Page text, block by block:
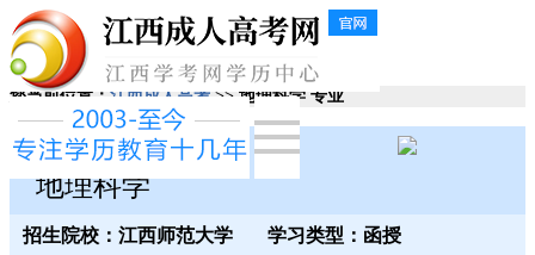
您当前位置： 江西成人高考 >> 地理科学 专业
江西师范大学
地理科学
招生院校：江西师范大学
学习类型：函授